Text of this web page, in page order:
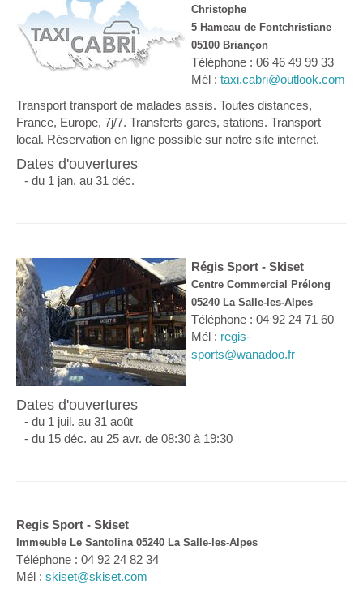
Christophe
5 Hameau de Fontchristiane
05100 Briançon
Téléphone : 06 46 49 99 33
Mél : taxi.cabri@outlook.com
Transport transport de malades assis. Toutes distances,
France, Europe, 7j/7. Transferts gares, stations. Transport
local. Réservation en ligne possible sur notre site internet.
Dates d'ouvertures
- du 1 jan. au 31 déc.
Régis Sport - Skiset
Centre Commercial Prélong
05240 La Salle-les-Alpes
Téléphone : 04 92 24 71 60
Mél : regis-
sports@wanadoo.fr
Dates d'ouvertures
- du 1 juil. au 31 août
- du 15 déc. au 25 avr. de 08:30 à 19:30
Regis Sport - Skiset
Immeuble Le Santolina 05240 La Salle-les-Alpes
Téléphone : 04 92 24 82 34
Mél : skiset@skiset.com